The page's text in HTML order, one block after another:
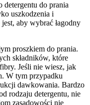
do prania
uszkodzenia i
aby wybrać łagodny
proszkiem do prania.
składników, które
Jeśli nie wiesz, jak
W tym przypadku
dawkowania. Bardzo
rodzaju detergentu, nie
zasadowości nie